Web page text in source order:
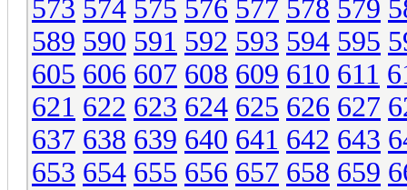
573 574 575 576 577 578 579
589 590 591 592 593 594 595
605 606 607 608 609 610 611
621 622 623 624 625 626 627
637 638 639 640 641 642 643
653 654 655 656 657 658 659